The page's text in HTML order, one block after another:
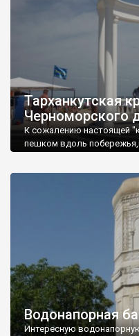
Тарханкутская
Черноморского
К сожалению настоящей
пешком вдоль
Водонапорная
Интересную